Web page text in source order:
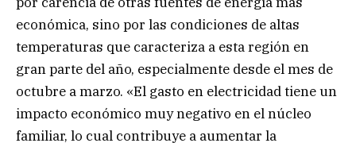
económica, sino por las condiciones de altas
temperaturas que caracteriza a esta región en
gran parte del año, especialmente desde el mes de
octubre a marzo. «El gasto en electricidad tiene un
impacto económico muy negativo en el núcleo
familiar, lo cual contribuye a aumentar la